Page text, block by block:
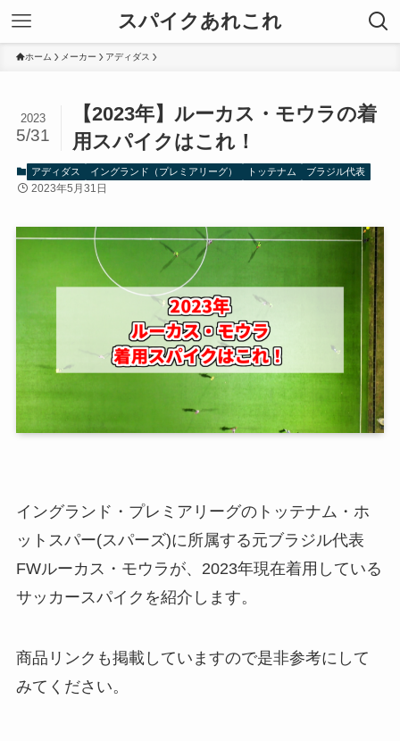
スパイクあれこれ
ホーム メーカー アディダス
【2023年】ルーカス・モウラの着
用スパイクはこれ！
2023
5/31
アディダス イングランド（プレミアリーグ） トッテナム ブラジル代表
2023年5月31日
イングランド・プレミアリーグのトッテナム・ホ
ットスパー(スパーズ)に所属する元ブラジル代表
FWルーカス・モウラが、2023年現在着用している
サッカースパイクを紹介します。
商品リンクも掲載していますので是非参考にして
みてください。